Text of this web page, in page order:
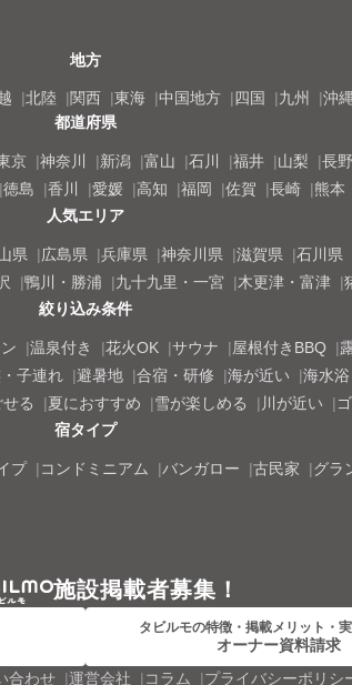
地方
北陸 関西 東海 中国地方 四国 九州
沖
都道府県
京 神奈川 新潟 富山 石川 福井 山梨 長野
徳島 香川 愛媛 高知 福岡 佐賀 長崎 熊本
人気エリア
県 広島県 兵庫県 神奈川県 滋賀県 石川県
鴨川・勝浦 九十九里・一宮 木更津・富津
絞り込み条件
温泉付き 花火OK サウナ 屋根付きBBQ
子連れ 避暑地 合宿・研修 海が近い 海水浴
る 夏におすすめ 雪が楽しめる 川が近い
宿タイプ
プ コンドミニアム バンガロー 古民家 グラ
施設掲載者募集！
タビルモの特徴・掲載メリット・
オーナー資料請求
合わせ 運営会社 コラム プライバシーポリシ